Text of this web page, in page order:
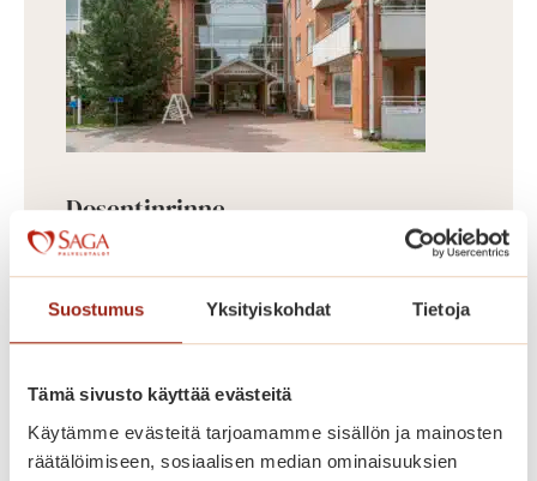
Suostumus Yksityiskohdat Tietoja
Tämä sivusto käyttää evästeitä
Käytämme evästeitä tarjoamamme sisällön ja mainosten
räätälöimiseen, sosiaalisen median ominaisuuksien
Dosentinrinne
Vuonna 2009 valmistunut
laajennusosa, jossa on 58 asuntoa
asunnot erottuvat edukseen suurilla
parvekkeillaan, joilta avautuu kauniit
näkymät Koneenpuistoon. Lisäksi